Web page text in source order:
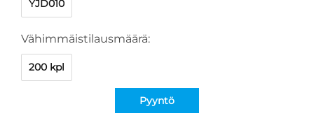
YJD010
Vähimmäistilausmäärä:
200 kpl
Pyyntö